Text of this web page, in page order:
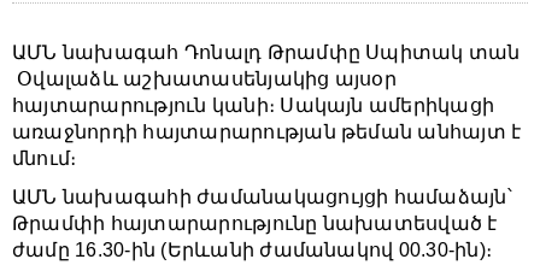
ԱՄՆ նախագահ Դոնալդ Թրամփը Սպիտակ տան
Օվալաձև աշխատասենյակից այսօր
հայտարարություն կանի։ Սակայն ամերիկացի
առաջնորդի հայտարարության թեման անհայտ է
մնում։
ԱՄՆ նախագահի ժամանակացույցի համաձայն՝
Թրամփի հայտարարությունը նախատեսված է
ժամը 16.30-ին (Երևանի ժամանակով 00.30-ին)։